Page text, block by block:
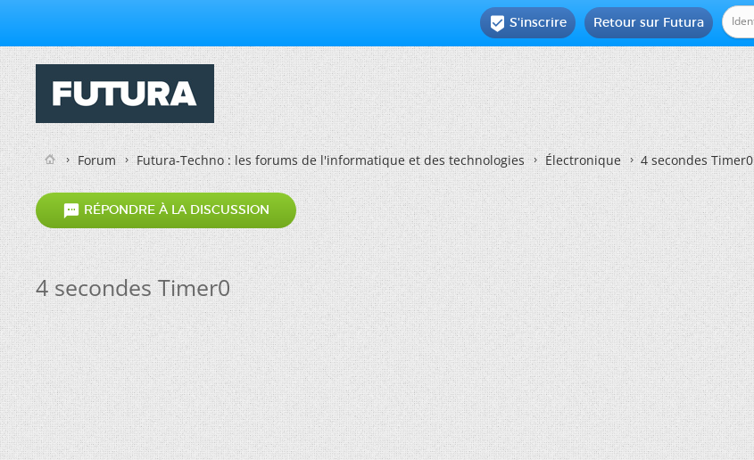
Retour sur Futura
 S'inscrire
Forum Futura-Techno : les forums de l'informatique et des technologies Électronique 4 secondes Timer0
 RÉPONDRE À LA DISCUSSION
4 secondes Timer0